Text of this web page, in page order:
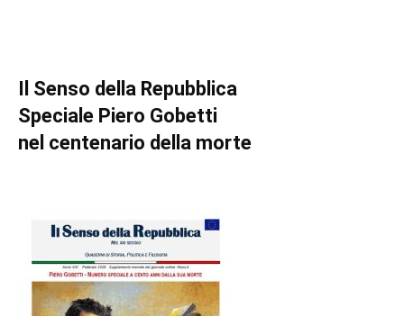
Il Senso della Repubblica
Speciale Piero Gobetti
nel centenario della morte